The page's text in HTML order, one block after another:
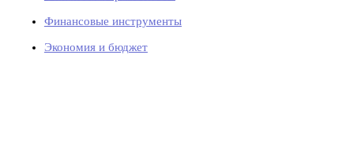
Финансовые инструменты
Экономия и бюджет